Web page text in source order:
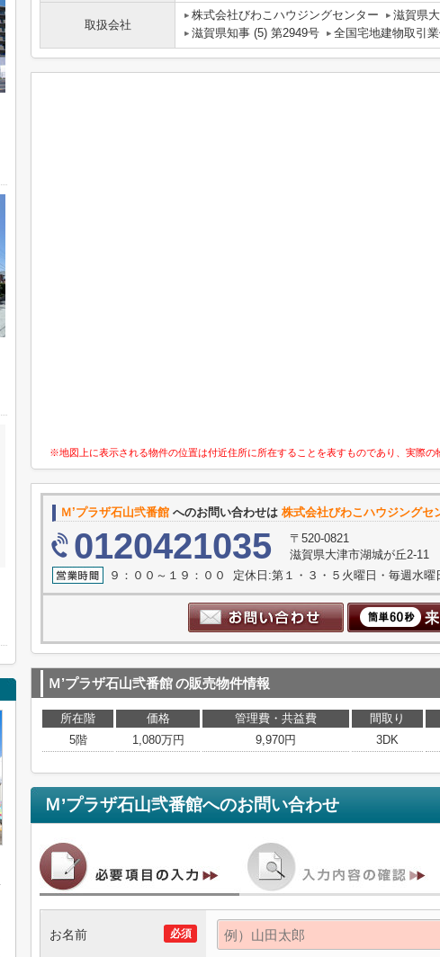
取扱会社
株式会社びわこハウジングセンター 滋賀県
滋賀県知事 (5) 第2949号
全国宅地建物取引
※地図上に表示される物件の位置は付近住所に所在することを表すものであり、実際の
Ｍ’プラザ石山弐番館 へのお問い合わせは 株式会社びわこハウジングセ
0120421035
〒520-0821
滋賀県大津市湖城が丘2-11
９：００～１９：００ 定休日:第１・３・５火曜日・毎週水曜
Ｍ’プラザ石山弐番館の販売物件情報
所在階 価格 管理費・共益費 間取り
5階
1,080万円 9,970円 3DK
Ｍ’プラザ石山弐番館へのお問い合わせ
必須
お名前